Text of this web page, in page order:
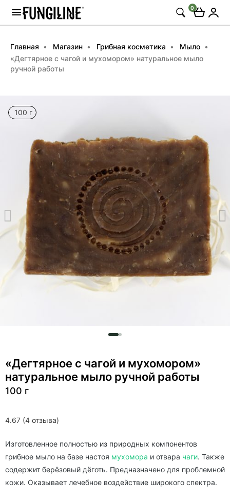
0
Главная Магазин Грибная косметика
Мыло
«Дегтярное с чагой и мухомором» натуральное мыло
ручной работы
100 г
4.67 (4 отзыва)
«Дегтярное с чагой и мухомором»
натуральное мыло ручной работы
100 г
Изготовленное полностью из природных компонентов
грибное мыло на базе настоя мухомора и отвара чаги. Также
содержит берёзовый дёготь. Предназначено для проблемной
кожи. Оказывает лечебное воздействие широкого спектра.